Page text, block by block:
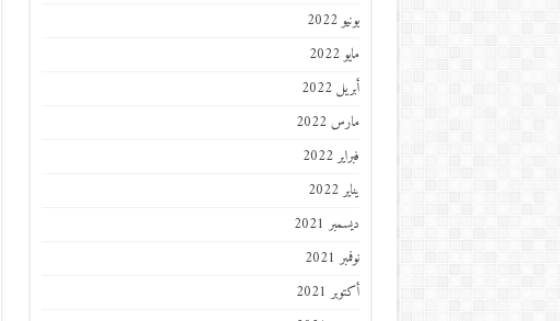
يونيو 2022
مايو 2022
أبريل 2022
مارس 2022
فبراير 2022
يناير 2022
ديسمبر 2021
نوفمبر 2021
أكتوبر 2021